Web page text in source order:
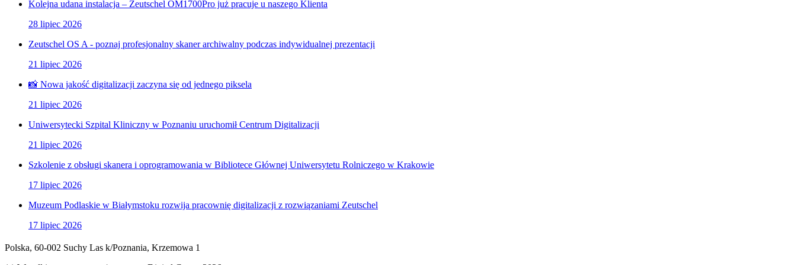
Kolejna udana instalacja – Zeutschel OM1700Pro już pracuje u naszego Klienta
28 lipiec 2026
Zeutschel OS A - poznaj profesjonalny skaner archiwalny podczas indywidualnej prezentacji
21 lipiec 2026
📸 Nowa jakość digitalizacji zaczyna się od jednego piksela
21 lipiec 2026
Uniwersytecki Szpital Kliniczny w Poznaniu uruchomił Centrum Digitalizacji
21 lipiec 2026
Szkolenie z obsługi skanera i oprogramowania w Bibliotece Głównej Uniwersytetu Rolniczego w Krakowie
17 lipiec 2026
Muzeum Podlaskie w Białymstoku rozwija pracownię digitalizacji z rozwiązaniami Zeutschel
17 lipiec 2026
Polska, 60-002 Suchy Las k/Poznania, Krzemowa 1